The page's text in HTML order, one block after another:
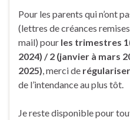
Pour les parents qui n’ont
(lettres de créances
mail) pour les trimestres 1
2024) / 2 (janvier à mars
2025) , merci de
de l’intendance au plus tôt.
Je reste disponible pour